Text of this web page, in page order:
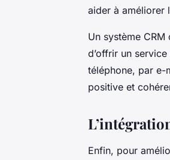
aider à améliorer
Un système
d’offrir un
téléphone, par e-
positive et
Enfin, pour